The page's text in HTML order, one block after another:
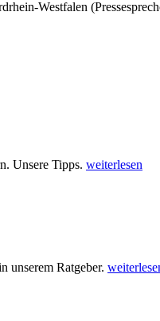
Westfalen
Unsere Tipps. weiterlesen
unserem Ratgeber.